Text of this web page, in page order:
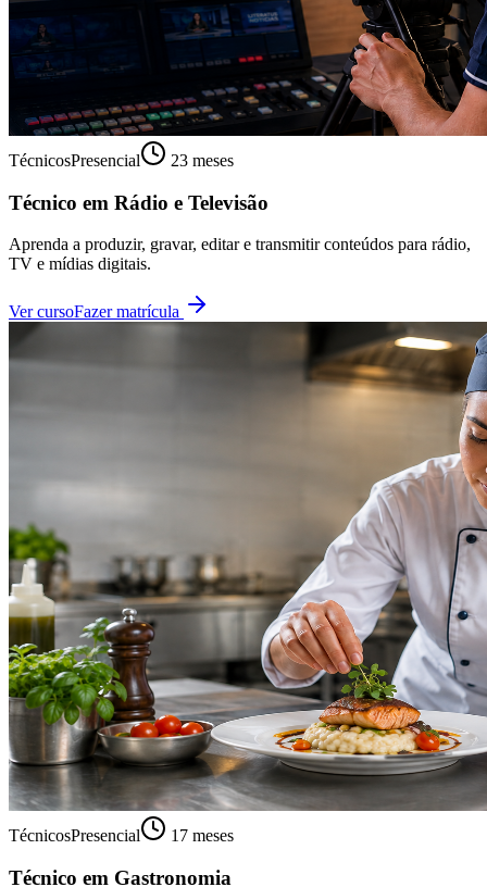
TécnicosPresencial 23 meses
Técnico em Rádio e Televisão
Aprenda a produzir, gravar, editar e transmitir conteúdos para rádio,
TV e mídias digitais.
Ver cursoFazer matrícula
TécnicosPresencial 17 meses
Técnico em Gastronomia